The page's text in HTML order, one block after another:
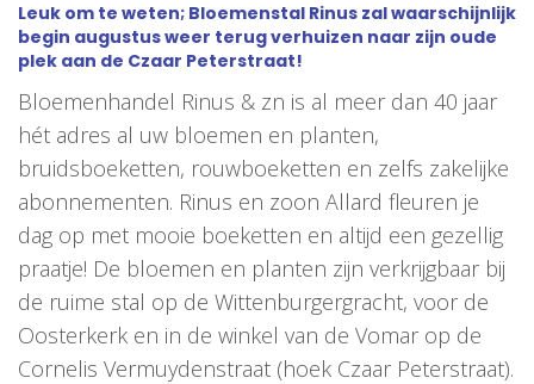
Leuk om te weten; Bloemenstal Rinus zal waarschijnlijk
begin augustus weer terug verhuizen naar zijn oude
plek aan de Czaar Peterstraat!
Bloemenhandel Rinus & zn is al meer dan 40 jaar
hét adres al uw bloemen en planten,
bruidsboeketten, rouwboeketten en zelfs zakelijke
abonnementen. Rinus en zoon Allard fleuren je
dag op met mooie boeketten en altijd een gezellig
praatje! De bloemen en planten zijn verkrijgbaar bij
de ruime stal op de Wittenburgergracht, voor de
Oosterkerk en in de winkel van de Vomar op de
Cornelis Vermuydenstraat (hoek Czaar Peterstraat).